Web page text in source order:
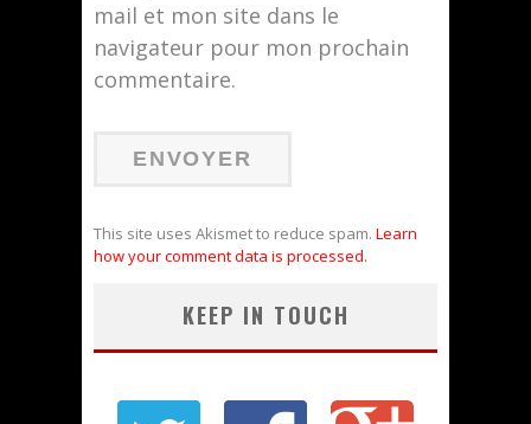
mail et mon site dans le
navigateur pour mon prochain
commentaire.
This site uses Akismet to reduce spam. Learn
how your comment data is processed.
KEEP IN TOUCH